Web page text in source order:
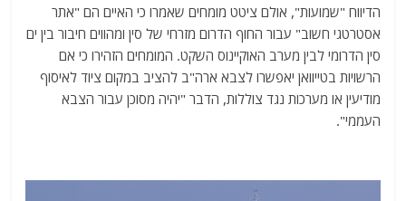
הדיווח "שמועות", אולם ציטט מומחים שאמרו כי האיים הם "אתר
אסטרטגי חשוב" עבור החוף הדרום מזרחי של סין ומהווים חיבור בין ים
סין הדרומי לבין מערב האוקיינוס השקט. המומחים הזהירו כי אם
הרשויות בטייוואן יאפשרו לצבא ארה"ב להציב במקום ציוד לאיסוף
מודיעין או מערכות נגד צוללות, הדבר "יהיה מסוכן עבור הצבא
העממי".